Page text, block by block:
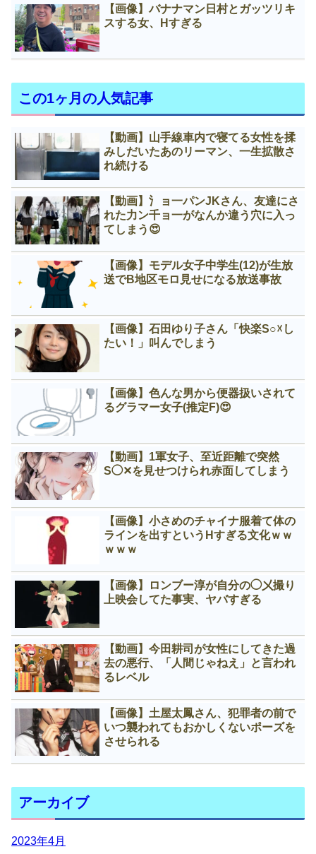
【画像】バナナマン日村とガッツリキ
スする女、Нすぎる
この1ヶ月の人気記事
【動画】山手線車内で寝てる女性を揉
みしだいたあのリーマン、一生拡散さ
れ続ける
【動画】氵ョ一パンJKさん、友達にさ
れた力ン千ョ一がなんか違う穴に入っ
てしまう😍
【画像】モデル女子中学生(12)が生放
送でB地区モロ見せになる放送事故
【画像】石田ゆり子さん「快楽S○☓し
たい！」叫んでしまう
【画像】色んな男から便器扱いされて
るグラマー女子(推定F)😍
【動画】1軍女子、至近距離で突然
S◯✕を見せつけられ赤面してしまう
【画像】小さめのチャイナ服着て体の
ラインを出すというНすぎる文化ｗｗ
ｗｗｗ
【画像】ロンブー淳が自分の◯㐅撮り
上映会してた事実、ヤバすぎる
【動画】今田耕司が女性にしてきた過
去の悪行、「人間じゃねえ」と言われ
るレベル
【画像】土屋太鳳さん、犯罪者の前で
いつ襲われてもおかしくないポーズを
させられる
アーカイブ
2023年4月